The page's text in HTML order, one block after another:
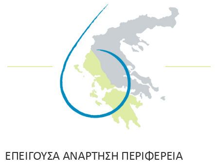
ΕΠΕΙΓΟΥΣΑ ΑΝΑΡΤΗΣΗ ΠΕΡΙΦΕΡΕΙΑ